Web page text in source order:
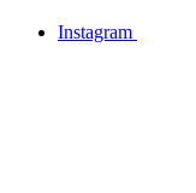
Instagram